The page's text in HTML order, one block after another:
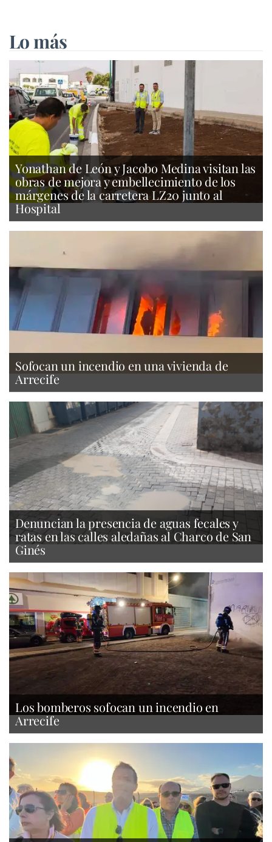
Lo más
Yonathan de León y Jacobo Medina visitan las
obras de mejora y embellecimiento de los
márgenes de la carretera LZ20 junto al
Hospital
Sofocan un incendio en una vivienda de
Arrecife
Denuncian la presencia de aguas fecales y
ratas en las calles aledañas al Charco de San
Ginés
Los bomberos sofocan un incendio en
Arrecife